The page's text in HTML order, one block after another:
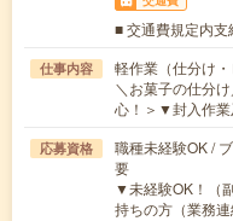
■ 交通費規定内
仕事内容
軽作業（仕分け
＼お菓子の仕分
心！＞▼封入作
応募資格
職種未経験OK /
要
▼未経験OK！（
持ちの方（業務